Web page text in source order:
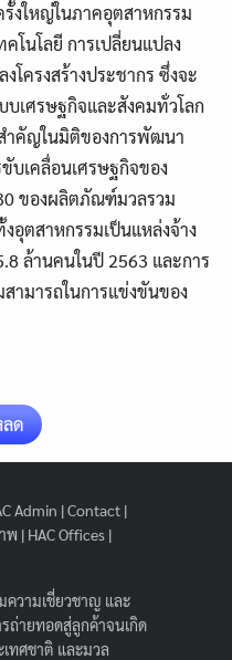
Search
งใหญ่ในภาคอุตสาหกรรม
โนโลยี การเปลี่ยนแปลง
โครงสร้างประชากร ซึ่งจะ
เศรษฐกิจและสังคมทั่วโลก
ำคัญในมิติของการพัฒนา
บเคลื่อนเศรษฐกิจของ
ของผลิตภัณฑ์มวลรวม
อุตสาหกรรมเป็นแหล่งจ้าง
ล้านคนในปี 2563 และการ
มารถในการแข่งขันของ
ลด
Admin |Contact |
พ | HAC Offices |
ความเชี่ยวชาญ และ
ถ่ายทอดสู่ลูกค้าจนเกิด
ทศชาติ และมวล